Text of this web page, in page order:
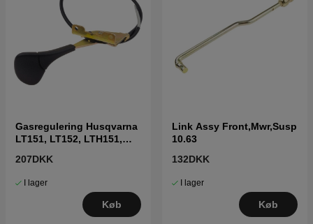
Gasregulering Husqvarna
LT151, LT152, LTH151,
207DKK
I lager
Køb
Link Assy Front,Mwr,Susp
10.63
132DKK
I lager
Køb